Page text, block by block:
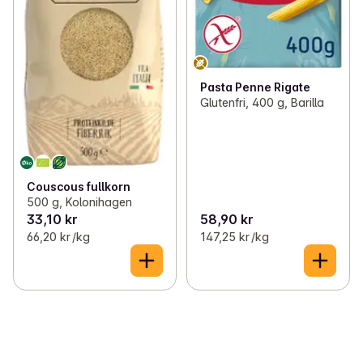
Couscous fullkorn
500 g, Kolonihagen
33,10 kr
66,20 kr /kg
Pasta Penne Rigate
Glutenfri, 400 g, Barilla
58,90 kr
147,25 kr /kg